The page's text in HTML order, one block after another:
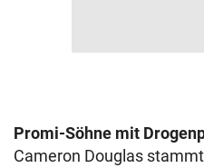
Promi-Söhne mit
Cameron Douglas